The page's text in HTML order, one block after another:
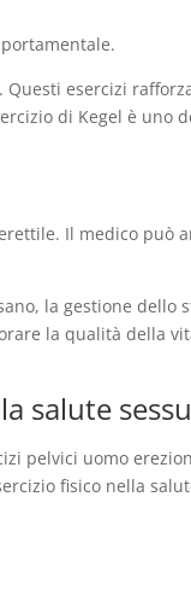
esercizi
di Kegel è uno
Il medico può
la gestione dello
la qualità della
salute
pelvici uomo
fisico nella